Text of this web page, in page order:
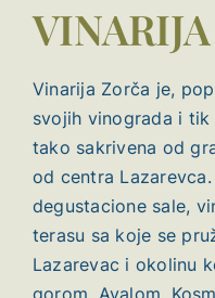
Vinarija Zorča je,
svojih vinograda i
tako sakrivena od
od centra
degustacione sale,
terasu sa koje se
Lazarevac i okolinu